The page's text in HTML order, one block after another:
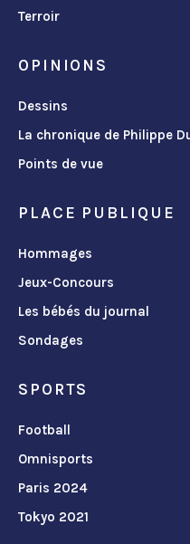
Terroir
OPINIONS
Dessins
La chronique de Philippe
Points de vue
PLACE PUBLIQUE
Hommages
Jeux-Concours
Les bébés du journal
Sondages
SPORTS
Football
Omnisports
Paris 2024
Tokyo 2021